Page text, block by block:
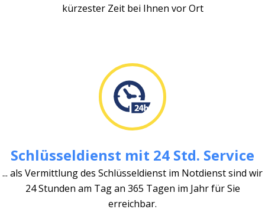
kürzester Zeit bei Ihnen vor Ort
Schlüsseldienst mit 24 Std. Service
... als Vermittlung des Schlüsseldienst im Notdienst sind wir
24 Stunden am Tag an 365 Tagen im Jahr für Sie
erreichbar.